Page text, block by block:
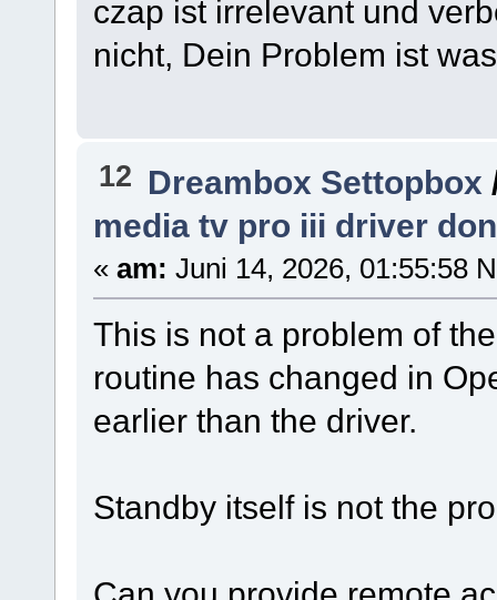
czap ist irrelevant und
nicht, Dein Problem ist
12 Dreambox Settopbox
media tv pro iii driver
« am: Juni 14, 2026, 01:55:58
This is not a problem of
routine has changed in
earlier than the driver.
Standby itself is not the